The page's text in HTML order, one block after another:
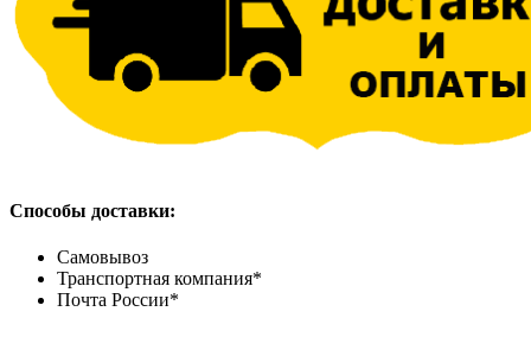
Способы доставки:
Самовывоз
Транспортная компания*
Почта России*